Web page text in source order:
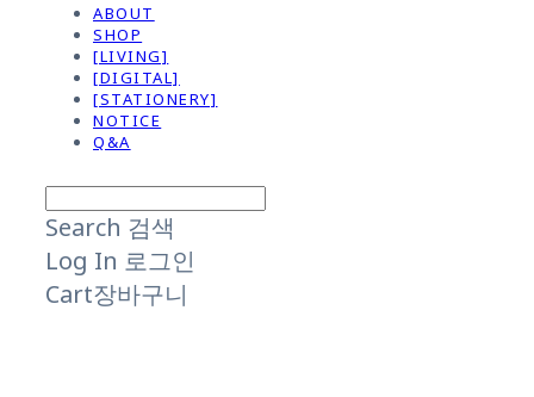
ABOUT
SHOP
[LIVING]
[DIGITAL]
[STATIONERY]
NOTICE
Q&A
Search 검색
Log In 로그인
Cart장바구니